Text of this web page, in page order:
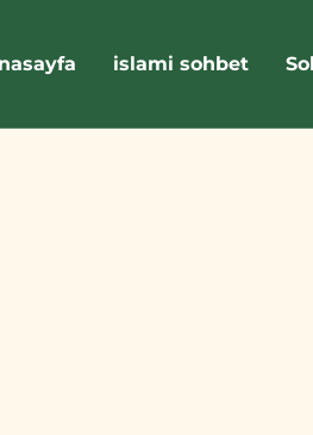
islami sohbet